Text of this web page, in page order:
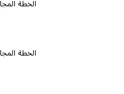
الخطة المجانية ٠
الخطة المجانية ٠